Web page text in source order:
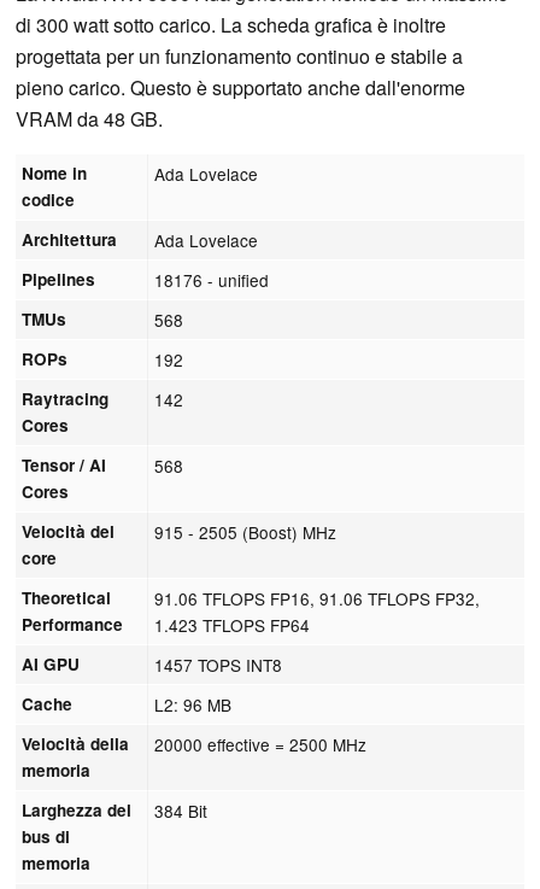
di 300 watt sotto carico. La scheda grafica è inoltre
progettata per un funzionamento continuo e stabile a
pieno carico. Questo è supportato anche dall'enorme
VRAM da 48 GB.
Nome in
codice
Ada Lovelace
Architettura Ada Lovelace
Pipelines 18176 - unified
TMUs 568
ROPs 192
Raytracing
Cores
142
Tensor / AI
Cores
568
Velocità del
core
915 - 2505 (Boost) MHz
Theoretical
Performance
91.06 TFLOPS FP16, 91.06 TFLOPS FP32,
1.423 TFLOPS FP64
AI GPU 1457 TOPS INT8
Cache L2: 96 MB
Velocità della
memoria
20000 effective = 2500 MHz
Larghezza del
bus di
memoria
384 Bit